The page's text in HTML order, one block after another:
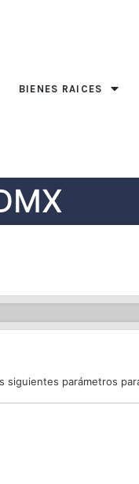
BIENES RAICES
siguientes parámetros